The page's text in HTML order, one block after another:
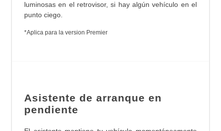
luminosas en el retrovisor, si hay algún vehículo en el
punto ciego.
*Aplica para la version Premier
Asistente de arranque en
pendiente